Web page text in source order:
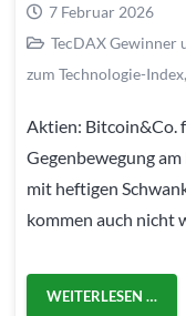
7 Februar 2026
TecDAX Gewinner
zum Technologie-Index,
Aktien: Bitcoin&Co.
Gegenbewegung
mit heftigen
kommen auch nicht
WEITERLESEN …